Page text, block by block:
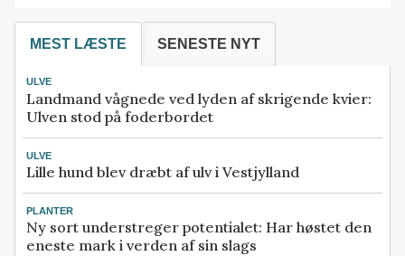
MEST LÆSTE SENESTE NYT
ULVE
Landmand vågnede ved lyden af skrigende kvier:
Ulven stod på foderbordet
ULVE
Lille hund blev dræbt af ulv i Vestjylland
PLANTER
Ny sort understreger potentialet: Har høstet den
eneste mark i verden af sin slags